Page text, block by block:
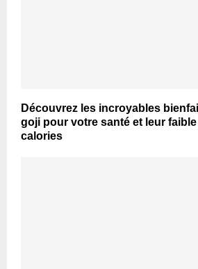
Découvrez les incroyables
goji pour votre santé et leur
calories